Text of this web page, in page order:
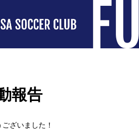
報告
ざいました！